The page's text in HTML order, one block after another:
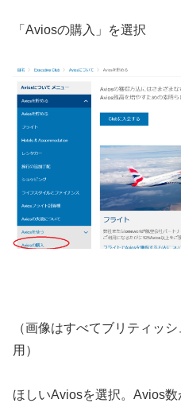
「Aviosの購入」を選択
（画像はすべてブリティッ
用）
ほしいAviosを選択。Avios